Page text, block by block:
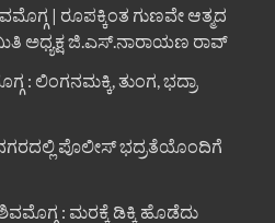
| ರೂಪಕ್ಕಿಂತ ಗುಣವೇ ಆತ್ಮದ
ಅಧ್ಯಕ್ಷ ಜಿ.ಎಸ್.ನಾರಾಯಣ ರಾವ್
: ಲಿಂಗನಮಕ್ಕಿ, ತುಂಗ, ಭದ್ರಾ
ನಗರದಲ್ಲಿ ಪೊಲೀಸ್ ಭದ್ರತೆಯೊಂದಿಗೆ
: ಮರಕ್ಕೆ ಡಿಕ್ಕಿ ಹೊಡೆದು